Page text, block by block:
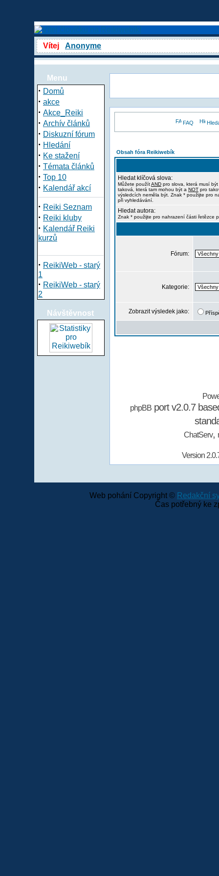
Vítej Anonyme
Menu
· Domů
· akce
· Akce_Reiki
· Archív článků
· Diskuzní fórum
· Hledání
· Ke stažení
· Témata článků
· Top 10
· Kalendář akcí
· Reiki Seznam
· Reiki kluby
· Kalendář Reiki
kurzů
· ReikiWeb - starý
1
· ReikiWeb - starý
2
Návštěvnost
FAQ
Obsah fóra Reikiwebík
Hledat klíčová slova:
Můžete použítAND pro slova, která musí
taková, která tam mohou být a NOT pro
výsledcích neměla být. Znak * použijte pro
při vyhledávání.
Hledat autora:
Znak * použijte pro nahrazení části řetězce
Fórum:
Kategorie:
Zobrazit výsledek jako:
phpBBport v2.0.7
ChatServ,
Version
Web pohání Copyright © Redakční
Čas potřebný ke